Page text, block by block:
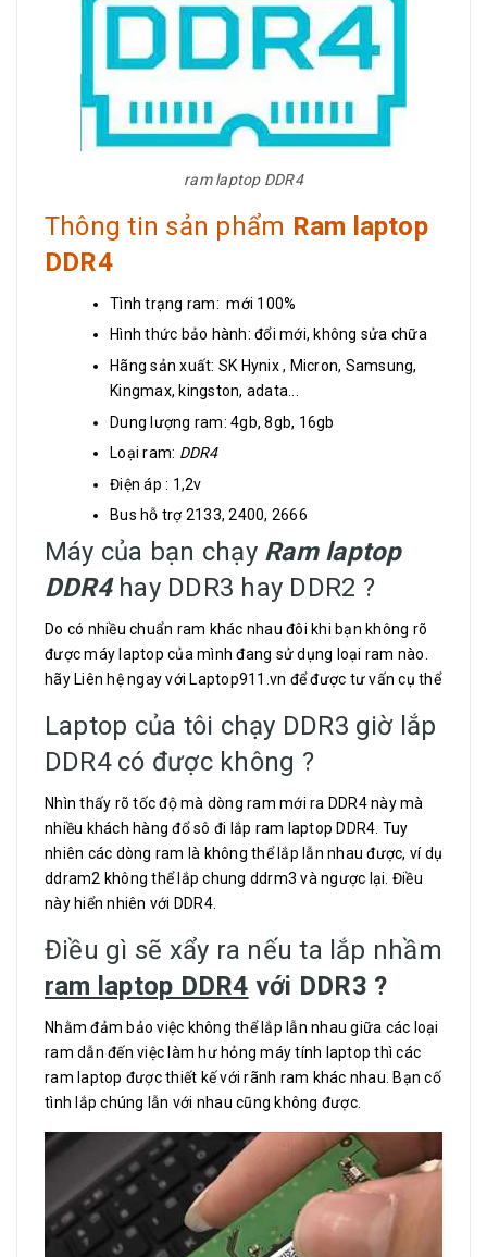
ram laptop DDR4
Thông tin sản phẩm Ram laptop
DDR4
Tình trạng ram: mới 100%
Hình thức bảo hành: đổi mới, không sửa chữa
Hãng sản xuất: SK Hynix , Micron, Samsung,
Kingmax, kingston, adata...
Dung lượng ram: 4gb, 8gb, 16gb
Loại ram: DDR4
Điện áp : 1,2v
Bus hỗ trợ 2133, 2400, 2666
Máy của bạn chạy Ram laptop
DDR4hay DDR3 hay DDR2 ?
Do có nhiều chuẩn ram khác nhau đôi khi bạn không rõ
được máy laptop của mình đang sử dụng loại ram nào.
hãy Liên hệ ngay với Laptop911.vn để được tư vấn cụ thể
Laptop của tôi chạy DDR3 giờ lắp
DDR4 có được không ?
Nhìn thấy rõ tốc độ mà dòng ram mới ra DDR4 này mà
nhiều khách hàng đổ sô đi lắp ram laptop DDR4. Tuy
nhiên các dòng ram là không thể lắp lẫn nhau được, ví dụ
ddram2 không thể lắp chung ddrm3 và ngược lại. Điều
này hiển nhiên với DDR4.
Điều gì sẽ xẩy ra nếu ta lắp nhầm
ram laptop DDR4 với DDR3 ?
Nhằm đảm bảo việc không thể lắp lẫn nhau giữa các loại
ram dẫn đến việc làm hư hỏng máy tính laptop thì các
ram laptop được thiết kế với rãnh ram khác nhau. Bạn cố
tình lắp chúng lẫn với nhau cũng không được.